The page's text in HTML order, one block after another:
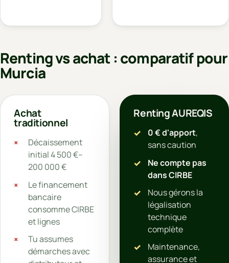
Renting vs achat : comparatif pour
Murcia
Achat
traditionnel
Décaissement
initial 4 500 €–
200 000 €
Le financement
bancaire
consomme CIRBE
et lignes
Tu assumes
démarches avec
Renting AUREQIS
0 € d'apport,
sans caution
Ne compte pas
dans CIRBE
Nous gérons la
légalisation
technique
complète
Maintenance,
assurance et